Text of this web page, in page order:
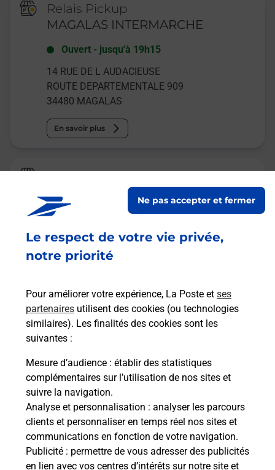
Le respect de votre vie privée,
notre priorité
Pour améliorer votre expérience, La Poste et ses
partenaires utilisent des cookies (ou technologies
similaires). Les finalités des cookies sont les
suivantes :
Mesure d’audience : établir des statistiques
complémentaires sur l’utilisation de nos sites et
suivre la navigation.
Analyse et personnalisation : analyser les parcours
clients et personnaliser en temps réel nos sites et
communications en fonction de votre navigation.
Publicité : permettre de vous adresser des publicités
en lien avec vos centres d’intérêts sur notre site et
Ne pas accepter et fermer
Relais Pickup
MAGALAS INTERMARCHE
Ouvert - jusqu'à 19h15
14 RUE DE L AUDACIEUSE
ROUTE DEPARTEMENTALE 909
34480 MAGALAS
En savoir plus
Relais Pickup
MAGALAS TABAC LES DEUX S
ferme bientôt à 12h15
7 PLACE NEUVE
34480 MAGALAS
Malin !
La Poste
en ligne
Ouvert 24h/24
En savoir plus